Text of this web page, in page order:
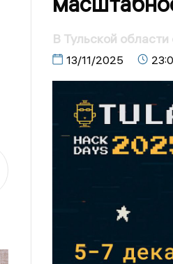
В Тульской
13/11/2025